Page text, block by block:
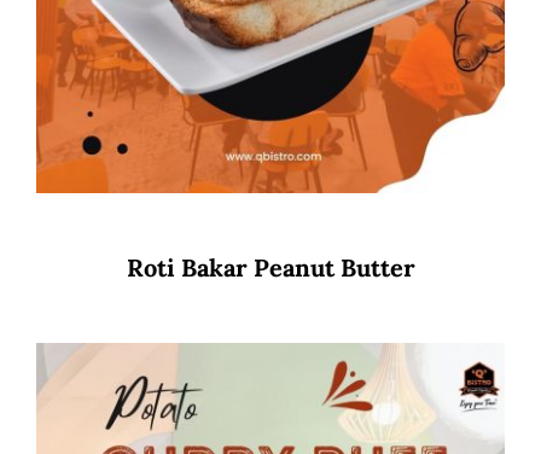
Roti Bakar Peanut Butter